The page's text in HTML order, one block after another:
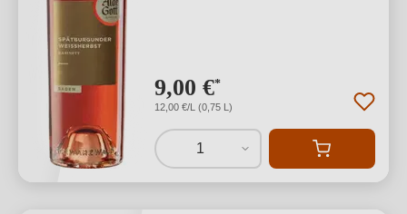
9,00 €*
12,00 €/L (0,75 L)
1